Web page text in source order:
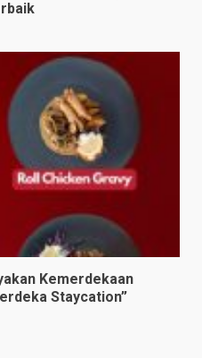
Kemerdekaan
Staycation”